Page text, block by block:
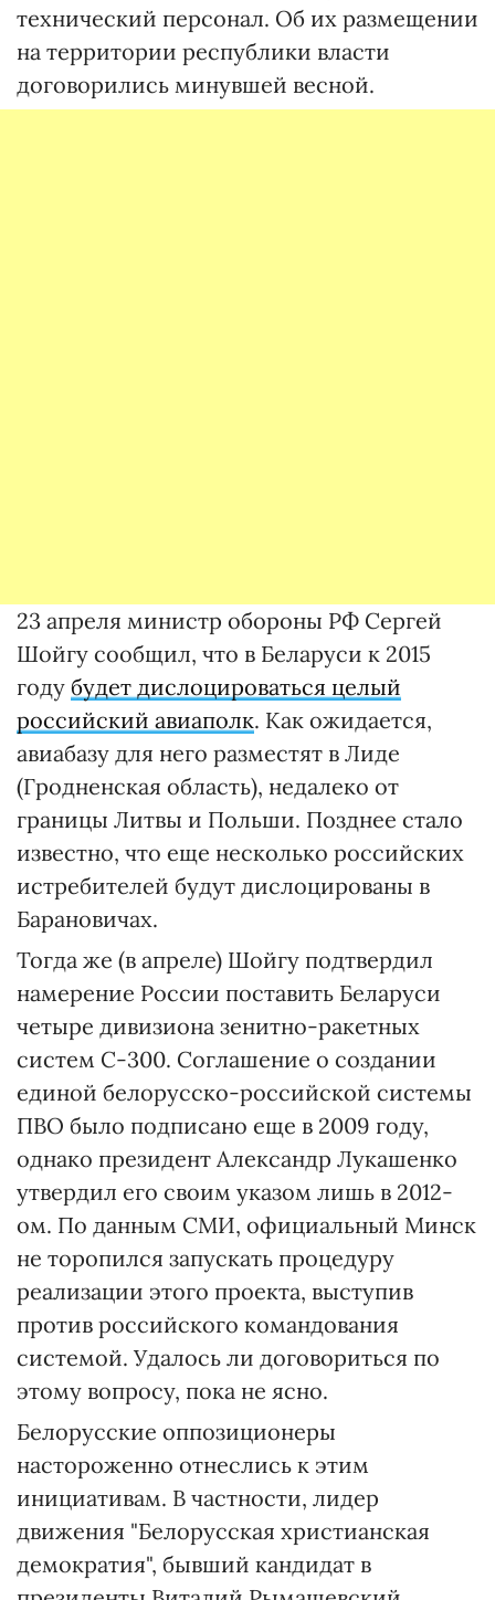
технический персонал. Об их размещении
на территории республики власти
договорились минувшей весной.
23 апреля министр обороны РФ Сергей
Шойгу сообщил, что в Беларуси к 2015
году будет дислоцироваться целый
российский авиаполк. Как ожидается,
авиабазу для него разместят в Лиде
(Гродненская область), недалеко от
границы Литвы и Польши. Позднее стало
известно, что еще несколько российских
истребителей будут дислоцированы в
Барановичах.
Тогда же (в апреле) Шойгу подтвердил
намерение России поставить Беларуси
четыре дивизиона зенитно-ракетных
систем С-300. Соглашение о создании
единой белорусско-российской системы
ПВО было подписано еще в 2009 году,
однако президент Александр Лукашенко
утвердил его своим указом лишь в 2012-
ом. По данным СМИ, официальный Минск
не торопился запускать процедуру
реализации этого проекта, выступив
против российского командования
системой. Удалось ли договориться по
этому вопросу, пока не ясно.
Белорусские оппозиционеры
настороженно отнеслись к этим
инициативам. В частности, лидер
движения "Белорусская христианская
демократия", бывший кандидат в